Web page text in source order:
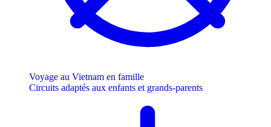
Voyage au Vietnam en famille
Circuits adaptés aux enfants et grands-parents